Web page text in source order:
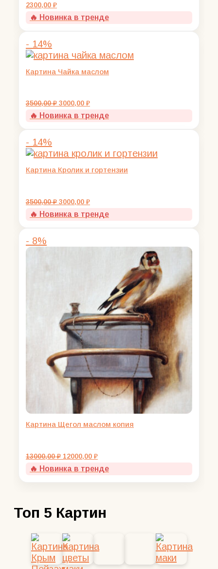
2300,00 ₽
🔥 Новинка в тренде
- 14%
Картина Чайка маслом
3500,00₽ Первоначальная
составляла
3000,00 ₽Текущая
3000,00 ₽.
🔥 Новинка в тренде
- 14%
Картина Кролик и гортензии
3500,00₽ Первоначальная
составляла
3000,00 ₽Текущая
3000,00 ₽.
🔥 Новинка в тренде
- 8%
Картина Щегол маслом копия
13000,00₽ Первоначальная
составляла
12000,00 ₽Текущая
12000,00 ₽.
🔥 Новинка в тренде
Топ 5 Картин